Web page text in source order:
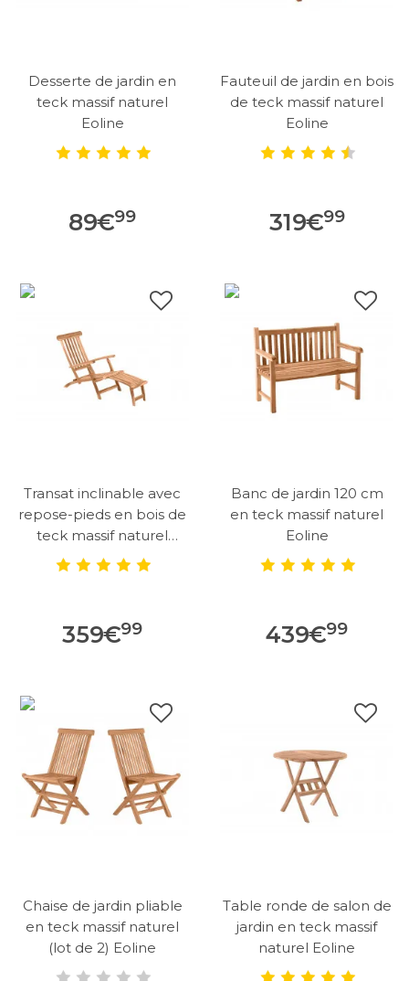
Desserte de jardin en
teck massif naturel
Eoline
89€99
Fauteuil de jardin en bois
de teck massif naturel
Eoline
319€99
Transat inclinable avec
repose-pieds en bois de
teck massif naturel
Eoline
359€99
Banc de jardin 120 cm
en teck massif naturel
Eoline
439€99
Chaise de jardin pliable
en teck massif naturel
(lot de 2) Eoline
Table ronde de salon de
jardin en teck massif
naturel Eoline